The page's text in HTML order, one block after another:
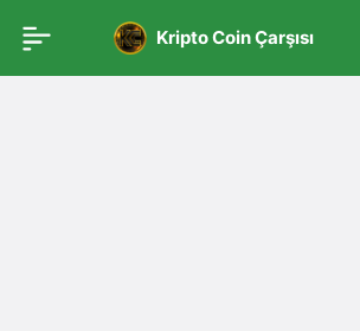
Kripto Coin Çarşısı